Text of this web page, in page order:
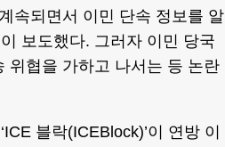
속되면서 이민 단속 정보를 알
보도했다. 그러자 이민 당국
위협을 가하고 나서는 등 논란
블락(ICEBlock)’이 연방 이